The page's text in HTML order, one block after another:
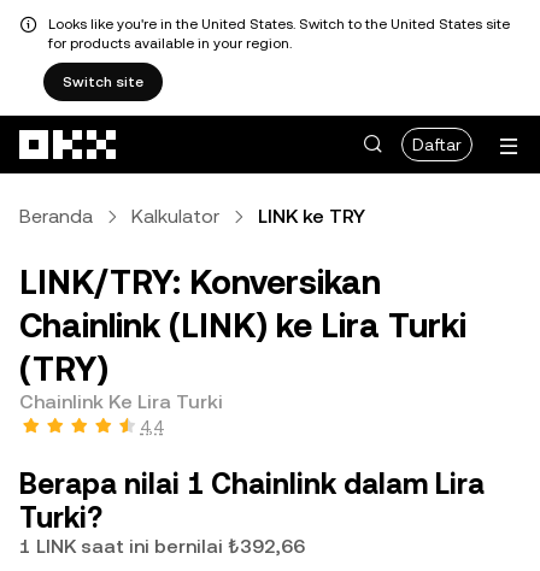
Looks like you're in the United States. Switch to the United States site
for products available in your region.
Switch site
Daftar
Beranda Kalkulator LINK ke TRY
LINK/TRY: Konversikan
Chainlink (LINK) ke Lira Turki
(TRY)
Chainlink Ke Lira Turki
4,4
Berapa nilai 1 Chainlink dalam Lira
Turki?
1 LINK saat ini bernilai ₺392,66